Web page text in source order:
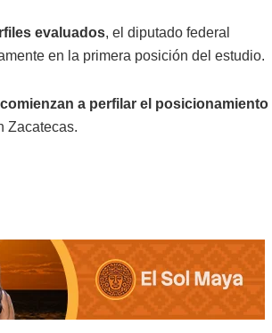
evaluados, el diputado federal
en la primera posición del estudio.
comienzan a perfilar el posicionamiento
Zacatecas.